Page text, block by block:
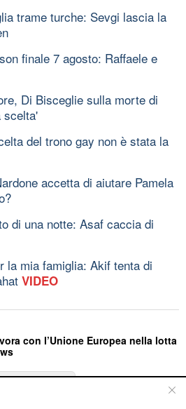
trame turche: Sevgi lascia la
finale 7 agosto: Raffaele e
Di Bisceglie sulla morte di
scelta'
del trono gay non è stata la
accetta di aiutare Pamela
di una notte: Asaf caccia di
la mia famiglia: Akif tenta di
VIDEO
con l’Unione Europea nella lotta